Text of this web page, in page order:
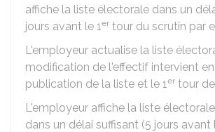
affiche la liste électorale dans un
jours avant le 1er tour du scrutin par
L'employeur actualise la liste
modification de l'effectif intervient
publication de la liste et le 1er tour
L'employeur affiche la liste
dans un délai suffisant (5 jours avant